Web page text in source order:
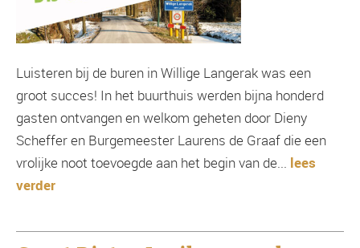
Luisteren bij de buren in Willige Langerak was een
groot succes! In het buurthuis werden bijna honderd
gasten ontvangen en welkom geheten door Dieny
Scheffer en Burgemeester Laurens de Graaf die een
vrolijke noot toevoegde aan het begin van de... lees
verder